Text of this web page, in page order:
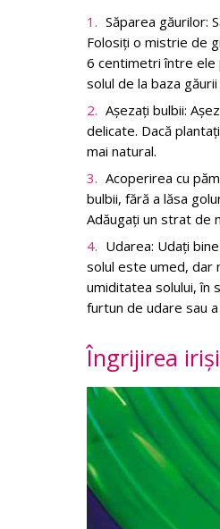
Săparea găurilor:
Folosiți o mistrie de
6 centimetri între ele
solul de la baza
Așezați bulbii:
delicate. Dacă
mai natural.
Acoperirea cu
bulbii, fără a lăsa
Adăugați un strat de
Udarea: Udați
solul este umed, dar
umiditatea solului, în
furtun de udare sau
Îngrijirea